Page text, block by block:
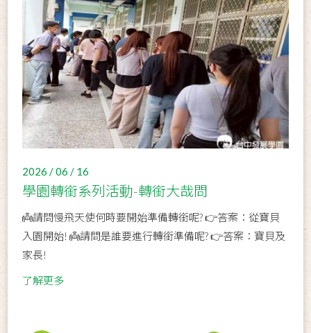
2026 / 06 / 16
學園轉銜系列活動-轉銜大哉問
👼請問慢飛天使何時要開始準備轉銜呢? 👉答案：從寶貝
入園開始! 👼請問是誰要進行轉銜準備呢? 👉答案：寶貝及
家長!
了解更多